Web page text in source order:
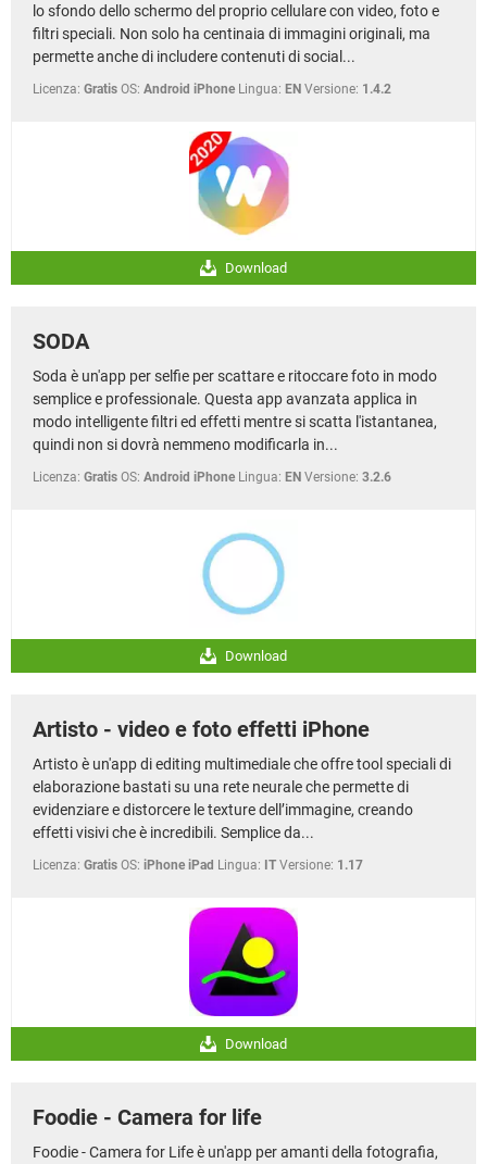
lo sfondo dello schermo del proprio cellulare con video, foto e
filtri speciali. Non solo ha centinaia di immagini originali, ma
permette anche di includere contenuti di social...
Licenza: Gratis OS: Android iPhone Lingua: EN Versione: 1.4.2
Download
SODA
Soda è un'app per selfie per scattare e ritoccare foto in modo
semplice e professionale. Questa app avanzata applica in
modo intelligente filtri ed effetti mentre si scatta l'istantanea,
quindi non si dovrà nemmeno modificarla in...
Licenza: Gratis OS: Android iPhone Lingua: EN Versione: 3.2.6
Download
Artisto - video e foto effetti iPhone
Artisto è un'app di editing multimediale che offre tool speciali di
elaborazione bastati su una rete neurale che permette di
evidenziare e distorcere le texture dell’immagine, creando
effetti visivi che è incredibili. Semplice da...
Licenza: Gratis OS: iPhone iPad Lingua: IT Versione: 1.17
Download
Foodie - Camera for life
Foodie - Camera for Life è un'app per amanti della fotografia,